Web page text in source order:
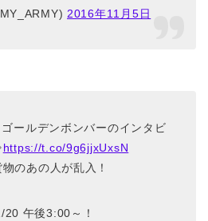
2016年11月5日
ールデンボンバーのインタビ
https://t.co/9g6jjxUxsN
のあの人が乱入！
午後3:00～！